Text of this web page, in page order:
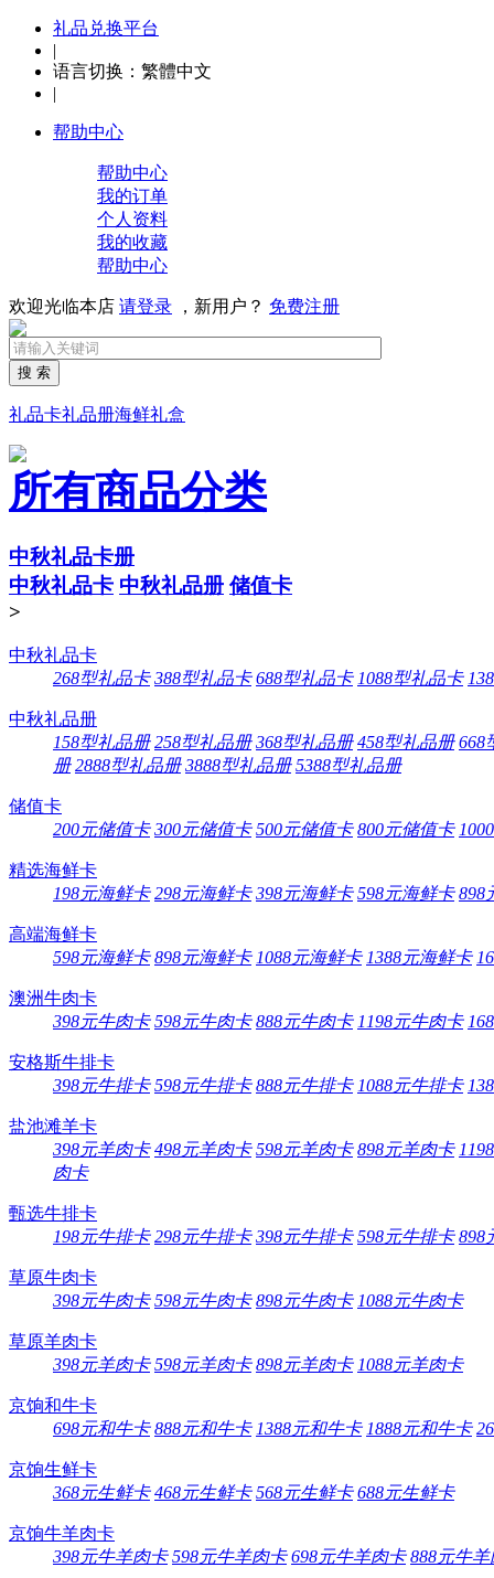
礼品兑换平台
|
语言切换： 繁體中文
|
帮助中心
帮助中心
我的订单
个人资料
我的收藏
帮助中心
欢迎光临本店 请登录 ，新用户？ 免费注册
搜 索
礼品卡礼品册海鲜礼盒
所有商品分类
中秋礼品卡册
中秋礼品卡 中秋礼品册 储值卡
>
中秋礼品卡
268型礼品卡 388型礼品卡 688型礼品卡 1088型礼品卡
中秋礼品册
158型礼品册 258型礼品册 368型礼品册 458型礼品册 668
册 2888型礼品册 3888型礼品册 5388型礼品册
储值卡
200元储值卡 300元储值卡 500元储值卡 800元储值卡
精选海鲜卡
198元海鲜卡 298元海鲜卡 398元海鲜卡 598元海鲜卡 898
高端海鲜卡
598元海鲜卡 898元海鲜卡 1088元海鲜卡 1388元海鲜卡
澳洲牛肉卡
398元牛肉卡 598元牛肉卡 888元牛肉卡 1198元牛肉卡
安格斯牛排卡
398元牛排卡 598元牛排卡 888元牛排卡 1088元牛排卡
盐池滩羊卡
398元羊肉卡 498元羊肉卡 598元羊肉卡 898元羊肉卡
肉卡
甄选牛排卡
198元牛排卡 298元牛排卡 398元牛排卡 598元牛排卡 898
草原牛肉卡
398元牛肉卡 598元牛肉卡 898元牛肉卡 1088元牛肉卡
草原羊肉卡
398元羊肉卡 598元羊肉卡 898元羊肉卡 1088元羊肉卡
京饷和牛卡
698元和牛卡 888元和牛卡 1388元和牛卡 1888元和牛卡
京饷生鲜卡
368元生鲜卡 468元生鲜卡 568元生鲜卡 688元生鲜卡
京饷牛羊肉卡
398元牛羊肉卡 598元牛羊肉卡 698元牛羊肉卡 888元牛羊